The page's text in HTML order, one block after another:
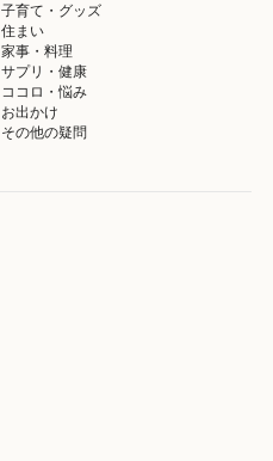
子育て・グッズ
住まい
家事・料理
サプリ・健康
ココロ・悩み
お出かけ
その他の疑問